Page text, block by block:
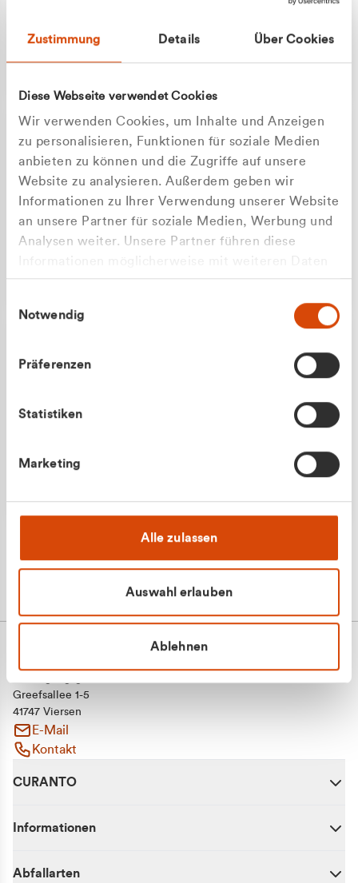
Zustimmung Details Über Cookies
Diese Webseite verwendet Cookies
Wir verwenden Cookies, um Inhalte und Anzeigen
zu personalisieren, Funktionen für soziale Medien
anbieten zu können und die Zugriffe auf unsere
Website zu analysieren. Außerdem geben wir
Informationen zu Ihrer Verwendung unserer Website
an unsere Partner für soziale Medien, Werbung und
Analysen weiter. Unsere Partner führen diese
zusammen, die Sie ihnen bereitgestellt haben oder
gesammelt haben.
Notwendig
Präferenzen
Statistiken
Marketing
Alle zulassen
Auswahl erlauben
Ablehnen
+49 177 8376058
Apilash Balanesan
Greefsallee 1-5
41747 Viersen
E-Mail
Kontakt
CURANTO
Informationen
Abfallarten